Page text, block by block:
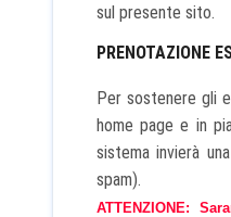
sul presente sito.
PRENOTAZIONE
Per sostenere gli
home page e in
sistema invierà
spam).
ATTENZIONE: